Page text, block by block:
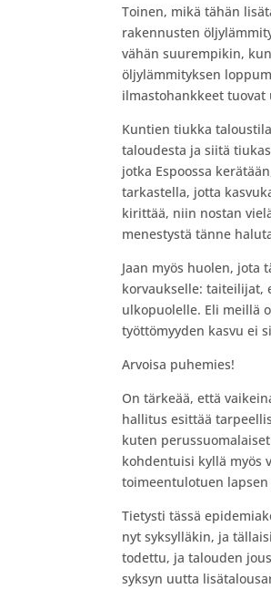
Toinen, mikä tähän
rakennusten
vähän suurempikin,
öljylämmityksen
ilmastohankkeet tuovat
Kuntien tiukka
taloudesta ja siitä
jotka Espoossa
tarkastella, jotta
kirittää, niin nostan
menestystä tänne
Jaan myös huolen,
korvaukselle: taiteilijat,
ulkopuolelle. Eli meillä
työttömyyden kasvu ei
Arvoisa puhemies!
On tärkeää, että
hallitus esittää
kuten
kohdentuisi kyllä myös
toimeentulotuen
Tietysti tässä
nyt syksylläkin, ja
todettu, ja talouden
syksyn uutta